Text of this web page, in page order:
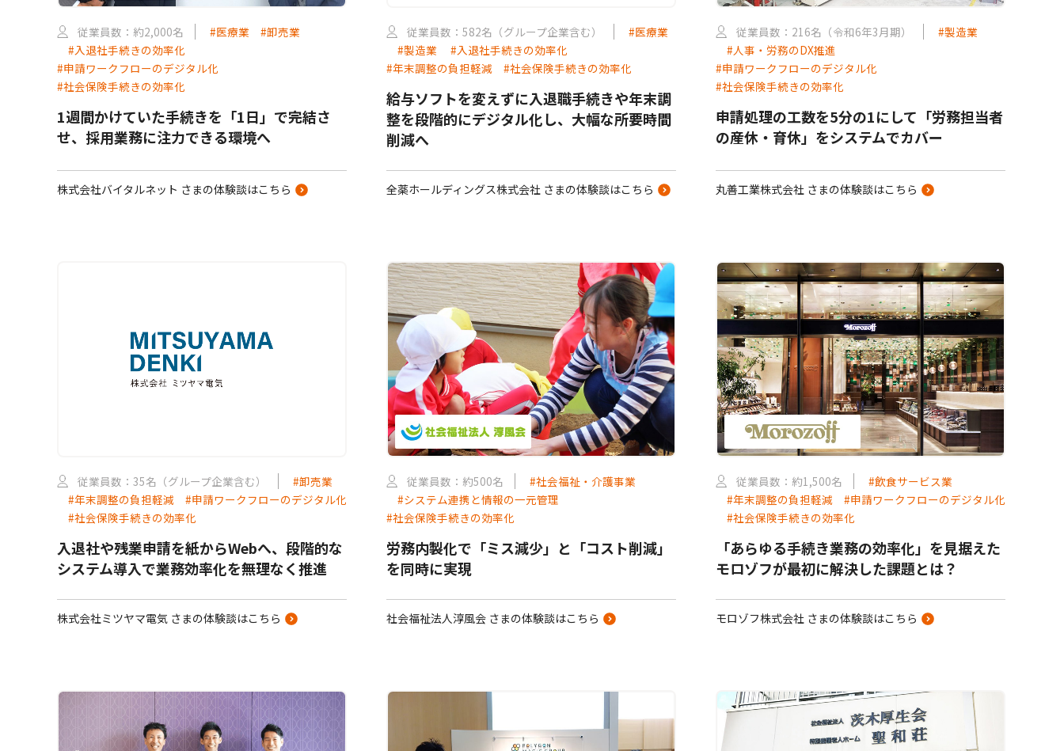
従業員数：約2,000名 #医療業
#卸売業
#入退社手続きの効率化
#申請ワークフローのデジタル化
#社会保険手続きの効率化
1週間かけていた手続きを「1日」で完結さ
せ、採用業務に注力できる環境へ
株式会社バイタルネット さまの体験談はこちら
従業員数：582名（グループ企業含む）
#医療業
#製造業
#入退社手続きの効率化
#年末調整の負担軽減
#社会保険手続きの効率化
給与ソフトを変えずに入退職手続きや年末調
整を段階的にデジタル化し、大幅な所要時間
削減へ
全薬ホールディングス株式会社 さまの体験談はこちら
従業員数：216名（令和6年3月期）
#製造業
#人事・労務のDX推進
#申請ワークフローのデジタル化
#社会保険手続きの効率化
申請処理の工数を5分の1にして「労務担当者
の産休・育休」をシステムでカバー
丸善工業株式会社 さまの体験談はこちら
従業員数：35名（グループ企業含む）
#卸売業
#年末調整の負担軽減
#申請ワークフローのデジタル化
#社会保険手続きの効率化
入退社や残業申請を紙からWebへ、段階的な
システム導入で業務効率化を無理なく推進
株式会社ミツヤマ電気 さまの体験談はこちら
従業員数：約500名
#社会福祉・介護事業
#システム連携と情報の一元管理
#社会保険手続きの効率化
労務内製化で「ミス減少」と「コスト削減」
を同時に実現
社会福祉法人淳風会 さまの体験談はこちら
従業員数：約1,500名
#飲食サービス業
#年末調整の負担軽減
#申請ワークフローのデジタル化
#社会保険手続きの効率化
「あらゆる手続き業務の効率化」を見据えた
モロゾフが最初に解決した課題とは？
モロゾフ株式会社 さまの体験談はこちら